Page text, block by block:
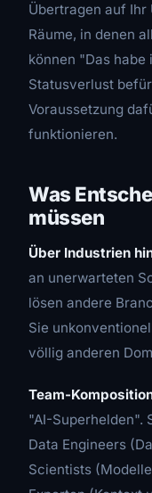
Übertragen auf Ihr
Räume, in denen
können "Das
Statusverlust
Voraussetzung
funktionieren.
Was
müssen
Über Industrien
an unerwarteten
lösen andere
Sie
völlig anderen
Team-
"AI-Superhelden".
Data Engineers
Scientists